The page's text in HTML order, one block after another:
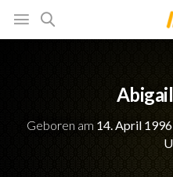
Geboren am 14. April 1996